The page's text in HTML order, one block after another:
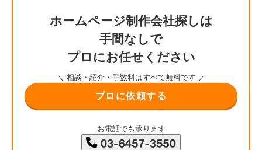
ホームページ制作会社探しは
手間なしで
プロにお任せください
＼ 相談・紹介・手数料はすべて無料です ／
プロに依頼する
お電話でも承ります